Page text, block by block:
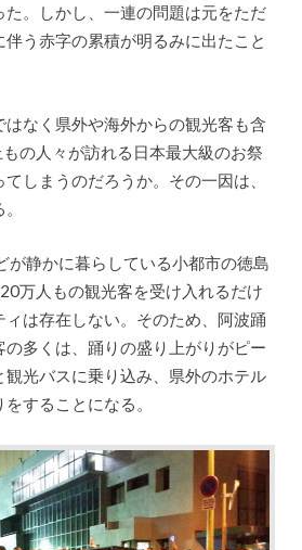
た。しかし、一連の問題は元をただ
う赤字の累積が明るみに出たこと
なく県外や海外からの観光客も含
の人々が訪れる日本最大級のお祭
しまうのだろうか。その一因は、
が静かに暮らしている小都市の徳島
万人もの観光客を受け入れるだけ
は存在しない。そのため、阿波踊
の多くは、踊りの盛り上がりがピー
観光バスに乗り込み、県外のホテル
することになる。